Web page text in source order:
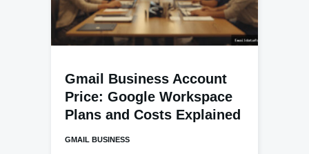
Gmail Business Account
Price: Google Workspace
Plans and Costs Explained
GMAIL BUSINESS